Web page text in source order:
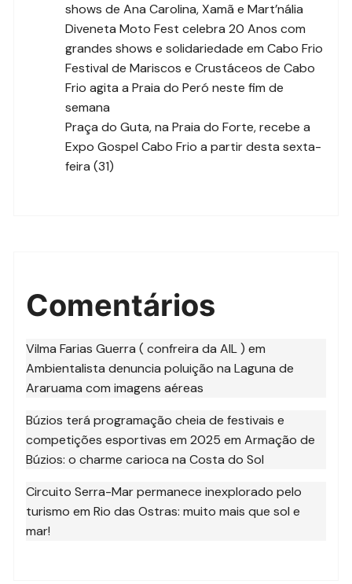
shows de Ana Carolina, Xamã e Mart’nália
Diveneta Moto Fest celebra 20 Anos com
grandes shows e solidariedade em Cabo Frio
Festival de Mariscos e Crustáceos de Cabo
Frio agita a Praia do Peró neste fim de
semana
Praça do Guta, na Praia do Forte, recebe a
Expo Gospel Cabo Frio a partir desta sexta-
feira (31)
Comentários
Vilma Farias Guerra ( confreira da AIL ) em
Ambientalista denuncia poluição na Laguna de
Araruama com imagens aéreas
Búzios terá programação cheia de festivais e
competições esportivas em 2025 emArmação de
Búzios: o charme carioca na Costa do Sol
Circuito Serra-Mar permanece inexplorado pelo
turismo emRio das Ostras: muito mais que sol e
mar!